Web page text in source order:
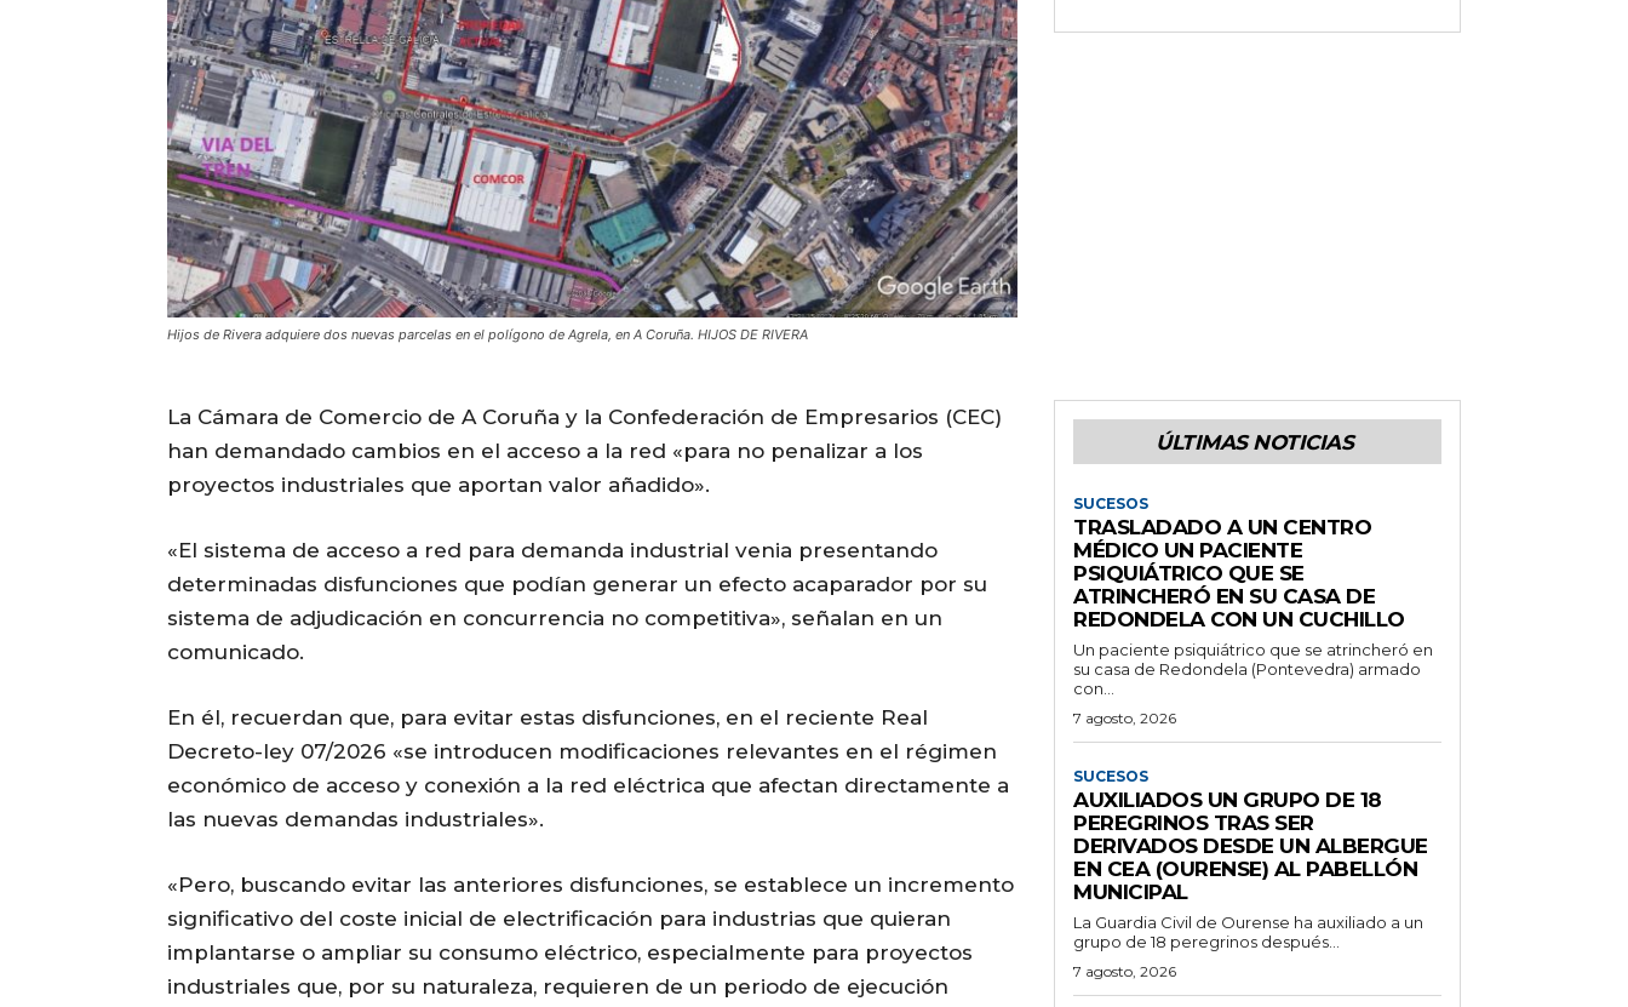
Hijos de Rivera adquiere dos nuevas parcelas en el polígono de Agrela, en A Coruña. HIJOS DE RIVERA
La Cámara de Comercio de A Coruña y la Confederación de Empresarios (CEC)
han demandado cambios en el acceso a la red «para no penalizar a los
proyectos industriales que aportan valor añadido».
«El sistema de acceso a red para demanda industrial venia presentando
determinadas disfunciones que podían generar un efecto acaparador por su
sistema de adjudicación en concurrencia no competitiva», señalan en un
comunicado.
En él, recuerdan que, para evitar estas disfunciones, en el reciente Real
Decreto-ley 07/2026 «se introducen modificaciones relevantes en el régimen
económico de acceso y conexión a la red eléctrica que afectan directamente a
las nuevas demandas industriales».
«Pero, buscando evitar las anteriores disfunciones, se establece un incremento
significativo del coste inicial de electrificación para industrias que quieran
implantarse o ampliar su consumo eléctrico, especialmente para proyectos
industriales que, por su naturaleza, requieren de un periodo de ejecución
ÚLTIMAS NOTICIAS
SUCESOS
TRASLADADO A UN CENTRO
MÉDICO UN PACIENTE
PSIQUIÁTRICO QUE SE
ATRINCHERÓ EN SU CASA DE
REDONDELA CON UN CUCHILLO
Un paciente psiquiátrico que se atrincheró en
su casa de Redondela (Pontevedra) armado
con...
7 agosto, 2026
SUCESOS
AUXILIADOS UN GRUPO DE 18
PEREGRINOS TRAS SER
DERIVADOS DESDE UN ALBERGUE
EN CEA (OURENSE) AL PABELLÓN
MUNICIPAL
La Guardia Civil de Ourense ha auxiliado a un
grupo de 18 peregrinos después...
7 agosto, 2026